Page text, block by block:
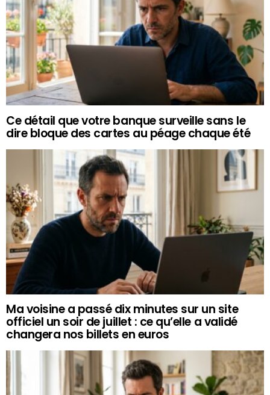
Ce détail que votre banque surveille sans le
dire bloque des cartes au péage chaque été
Ma voisine a passé dix minutes sur un site
officiel un soir de juillet : ce qu’elle a validé
changera nos billets en euros